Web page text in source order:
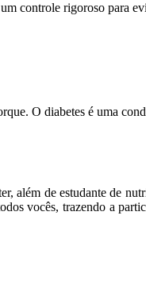
controle rigoroso para
O diabetes é uma
além de estudante de
vocês, trazendo a